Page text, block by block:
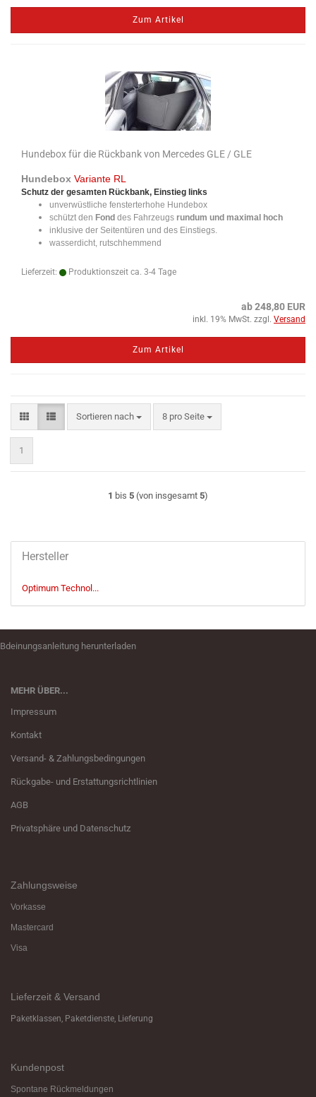
Zum Artikel
Hundebox für die Rückbank von Mercedes GLE / GLE
Hundebox Variante RL
Schutz der gesamten Rückbank, Einstieg links
unverwüstliche fensterterhohe Hundebox
schützt den Fond des Fahrzeugs rundum und maximal hoch
inklusive der Seitentüren und des Einstiegs.
wasserdicht, rutschhemmend
Lieferzeit: Produktionszeit ca. 3-4 Tage
ab 248,80 EUR
inkl. 19% MwSt. zzgl. Versand
Zum Artikel
Sortieren nach
Sortieren nach 8 pro Seite
pro Seite
1
1 bis 5 (von insgesamt 5)
Hersteller
Optimum Technol...
Bdeinungsanleitung herunterladen
MEHR ÜBER...
Impressum
Kontakt
Versand- & Zahlungsbedingungen
Rückgabe- und Erstattungsrichtlinien
AGB
Privatsphäre und Datenschutz
Zahlungsweise
Vorkasse
Mastercard
Visa
Lieferzeit & Versand
Paketklassen, Paketdienste, Lieferung
Kundenpost
Spontane Rückmeldungen